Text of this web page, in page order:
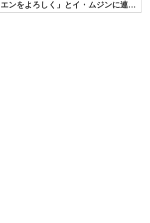
エンをよろしく」とイ・ムジンに連
絡… 愛にあふれたエピソードにファン